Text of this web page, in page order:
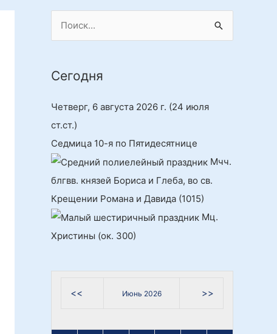
с
к
Сегодня
Четверг, 6 августа 2026 г. (24 июля
ст.ст.)
Седмица 10-я по Пятидесятнице
Мчч.
блгвв. князей Бориса и Глеба, во св.
Крещении Романа и Давида (1015)
Мц.
Христины (ок. 300)
<< Июнь 2026 >>